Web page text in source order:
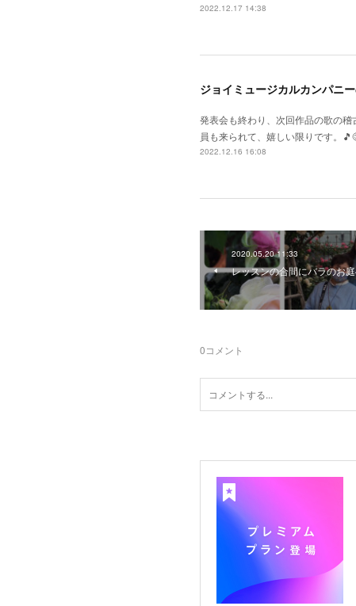
2022.12.17 14:38
ジョイミュージカルカンパニ
発表会も終わり、次回作品の歌の
員も来られて、嬉しい限りです。
2022.12.16 16:08
2020.05.20 11:33
レッスンの合間にバラのお
0コメント